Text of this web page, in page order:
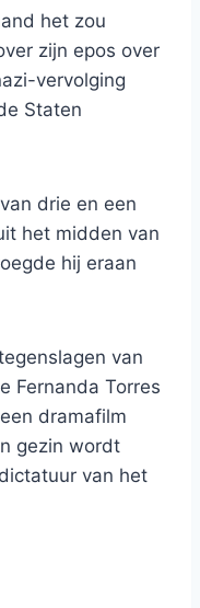
het zou
zijn epos over
vervolging
Staten
drie en een
het midden van
hij eraan
van
Fernanda Torres
dramafilm
gezin wordt
van het